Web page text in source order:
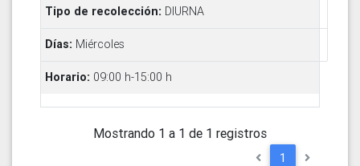
DIURNA
Miércoles
09:00 h-15:00 h
Mostrando 1 a 1 de 1 registros
1